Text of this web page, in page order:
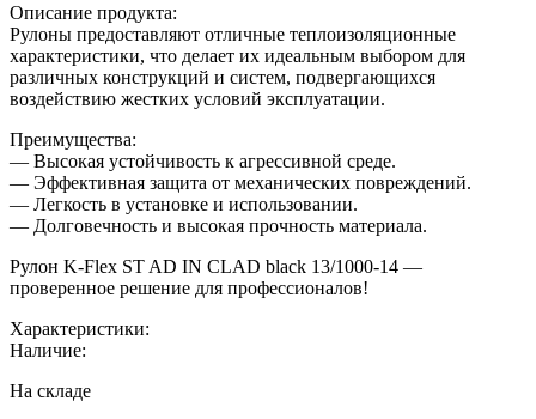
Описание продукта:
Рулоны предоставляют отличные теплоизоляционные
характеристики, что делает их идеальным выбором для
различных конструкций и систем, подвергающихся
воздействию жестких условий эксплуатации.
Преимущества:
— Высокая устойчивость к агрессивной среде.
— Эффективная защита от механических повреждений.
— Легкость в установке и использовании.
— Долговечность и высокая прочность материала.
Рулон K-Flex ST AD IN CLAD black 13/1000-14 —
проверенное решение для профессионалов!
Характеристики:
Наличие:
На складе